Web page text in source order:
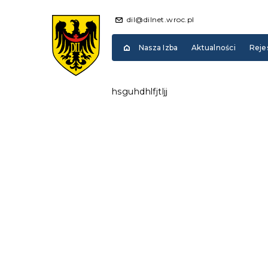
dil@dilnet.wroc.pl
Nasza Izba Aktualności
hsguhdhlfjtljj